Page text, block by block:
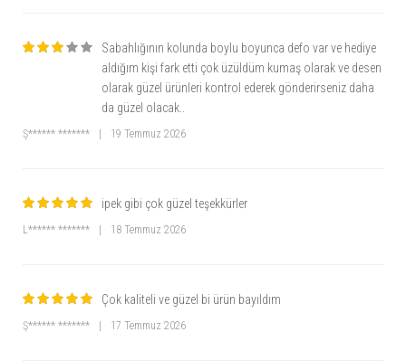
Sabahlığının kolunda boylu boyunca defo var ve hediye
aldığım kişi fark etti çok üzüldüm kumaş olarak ve desen
olarak güzel ürünleri kontrol ederek gönderirseniz daha
da güzel olacak..
Ş****** ******* 19 Temmuz 2026
ipek gibi çok güzel teşekkürler
L****** ******* 18 Temmuz 2026
Çok kaliteli ve güzel bi ürün bayıldım
Ş****** ******* 17 Temmuz 2026